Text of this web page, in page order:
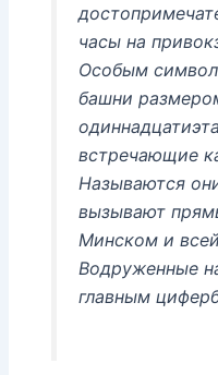
часы на
Особым
башни
встречающие
Называются
вызывают
Минском и
Водруженные
главным